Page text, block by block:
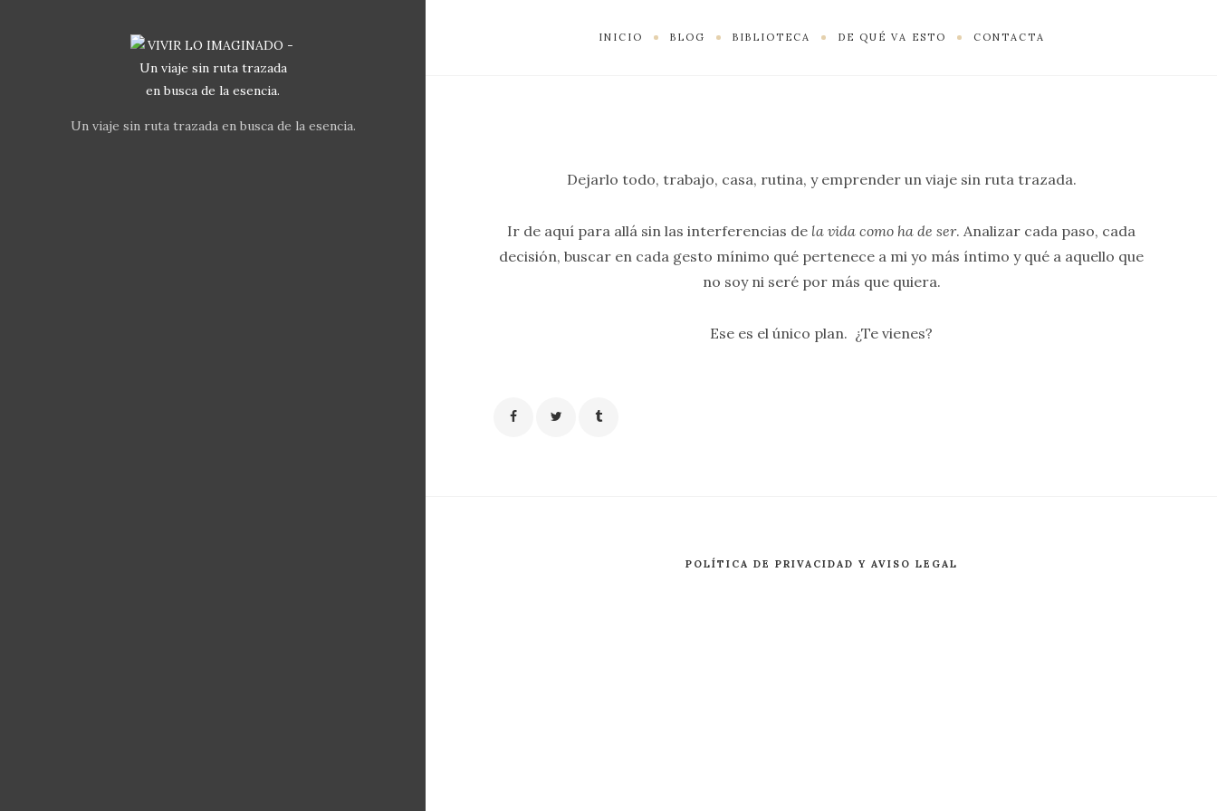
Un viaje sin ruta trazada en busca de la esencia.
INICIO BLOG BIBLIOTECA DE QUÉ VA ESTO CONTACTA
Dejarlo todo, trabajo, casa, rutina, y emprender un viaje sin ruta trazada.
Ir de aquí para allá sin las interferencias de la vida como ha de ser. Analizar cada paso, cada
decisión, buscar en cada gesto mínimo qué pertenece a mi yo más íntimo y qué a aquello que
no soy ni seré por más que quiera.
Ese es el único plan. ¿Te vienes?
POLÍTICA DE PRIVACIDAD Y AVISO LEGAL